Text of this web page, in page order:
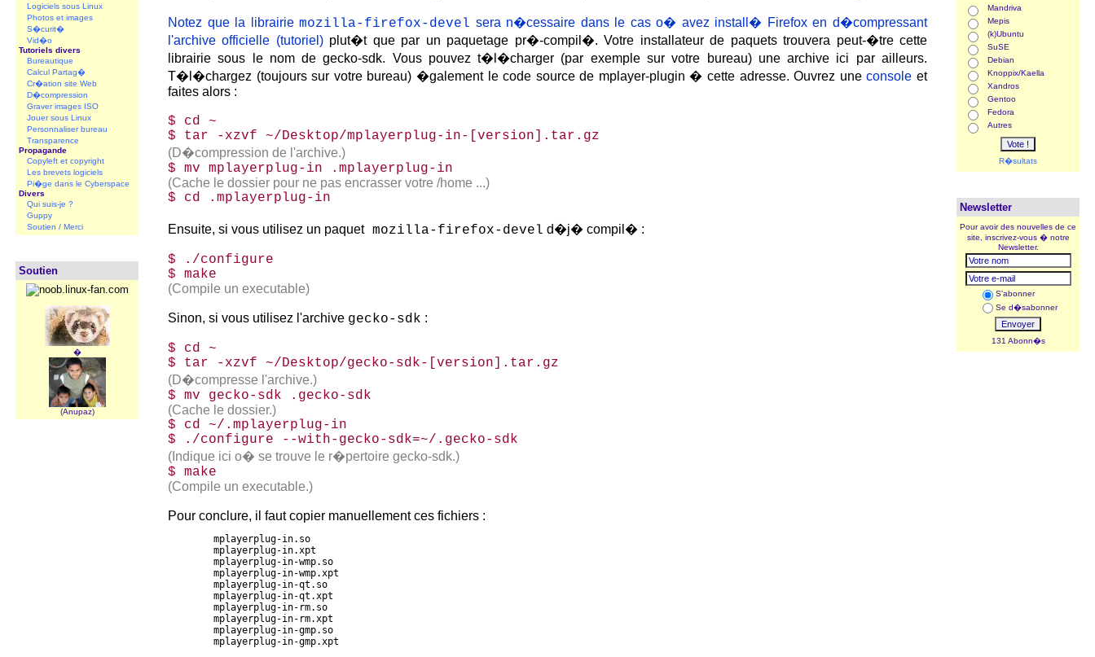
Logiciels sous Linux
Photos et images
S�curit�
Vid�o
Tutoriels divers
Bureautique
Calcul Partag�
Cr�ation site Web
D�compression
Graver images ISO
Jouer sous Linux
Personnaliser bureau
Transparence
Propagande
Copyleft et copyright
Les brevets logiciels
Pi�ge dans le Cyberspace
Divers
Qui suis-je ?
Guppy
Soutien / Merci
Soutien
�
(Anupaz)
Notez que la librairiemozilla-firefox-devel sera n�cessaire dans le cas o� avez install� Firefox en d�compressant
l'archive officielle (tutoriel)plut�t que par un paquetage pr�-compil�. Votre installateur de paquets trouvera peut-�tre cette
librairie sous le nom de gecko-sdk. Vous pouvez t�l�charger (par exemple sur votre bureau) une archive ici par ailleurs.
T�l�chargez (toujours sur votre bureau) �galement le code source de mplayer-plugin � cette adresse. Ouvrez uneconsole et
faites alors :
$­ cd ~
$­ tar -xzvf ~/Desktop/mplayerplug-in-[version].tar.gz
(D�compression de l'archive.)
$­ mv mplayerplug-in .mplayerplug-in
(Cache le dossier pour ne pas encrasser votre /home ...)
$­ cd .mplayerplug-in
Ensuite, si vous utilisez un paquetmozilla-firefox-devel d�j� compil� :
$­ ./configure
$­ make
(Compile un executable)
Sinon, si vous utilisez l'archive gecko-sdk :
$­ cd ~
$­ tar -xzvf ~/Desktop/gecko-sdk-[version].tar.gz
(D�compresse l'archive.)
$­ mv gecko-sdk .gecko-sdk
(Cache le dossier.)
$­ cd ~/.mplayerplug-in
$­ ./configure --with-gecko-sdk=~/.gecko-sdk
(Indique ici o� se trouve le r�pertoire gecko-sdk.)
$­ make
(Compile un executable.)
Pour conclure, il faut copier manuellement ces fichiers :
	mplayerplug-in.so
	mplayerplug-in.xpt
	mplayerplug-in-wmp.so
	mplayerplug-in-wmp.xpt
	mplayerplug-in-qt.so
	mplayerplug-in-qt.xpt
	mplayerplug-in-rm.so
	mplayerplug-in-rm.xpt
	mplayerplug-in-gmp.so
	mplayerplug-in-gmp.xpt
Mandriva
Mepis
(k)Ubuntu
SuSE
Debian
Knoppix/Kaella
Xandros
Gentoo
Fedora
Autres
R�sultats
Newsletter
Pour avoir des nouvelles de ce
site, inscrivez-vous � notre
Newsletter.
S'abonner
Se d�sabonner
131 Abonn�s